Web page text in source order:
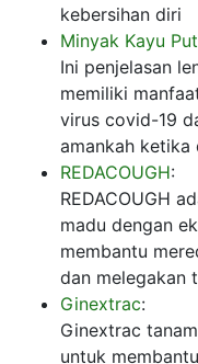
kebersihan diri
Minyak Kayu
Ini penjelasan
memiliki
virus covid-19
amankah ketika
REDACOUGH:
REDACOUGH
madu dengan
membantu
dan melegakan
Ginextrac:
Ginextrac
untuk